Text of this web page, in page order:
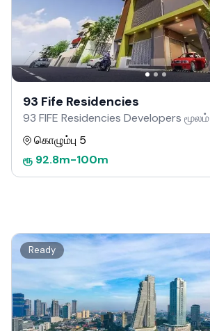
93 Fife Residencies
93 FIFE Residencies Developers மூலம்
கொழும்பு 5
ரூ 92.8m-100m
Ready